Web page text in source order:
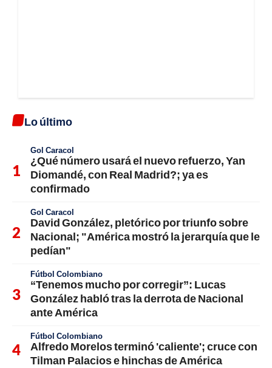
Lo último
Gol Caracol
¿Qué número usará el nuevo refuerzo, Yan
Diomandé, con Real Madrid?; ya es
confirmado
Gol Caracol
David González, pletórico por triunfo sobre
Nacional; "América mostró la jerarquía que le
pedían"
Fútbol Colombiano
“Tenemos mucho por corregir”: Lucas
González habló tras la derrota de Nacional
ante América
Fútbol Colombiano
Alfredo Morelos terminó 'caliente'; cruce con
Tilman Palacios e hinchas de América